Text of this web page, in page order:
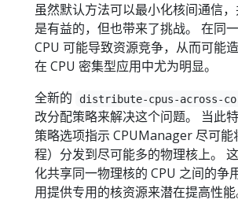
虽然默认方法可以最小化核间通信
是有益的，但也带来了挑战。 在同
CPU 可能导致资源竞争，从而可能
在 CPU 密集型应用中尤为明显。
全新的
distribute-cpus-across-
改分配策略来解决这个问题。 当此
策略选项指示 CPUManager 尽可能
程）分发到尽可能多的物理核上。
化共享同一物理核的 CPU 之间的争
用提供专用的核资源来潜在提高性能